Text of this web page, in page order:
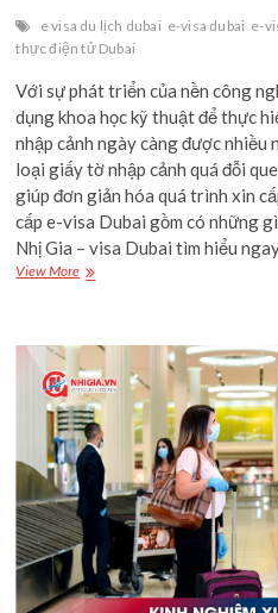
e visa du lịch dubai e-visa dubai e-
thực điện tử Dubai
Với sự phát triển của nền công
dụng khoa học kỹ thuật để thực
nhập cảnh ngày càng được nhiều
loại giấy tờ nhập cảnh quá đỗi
giúp đơn giản hóa quá trình xin
cấp e-visa Dubai gồm có những
Nhị Gia – visa Dubai tìm hiểu
View MoreHướng
tục,
hồ
sơ
xin
cấp
e-
visa
Dubai
năm
2021-
2022